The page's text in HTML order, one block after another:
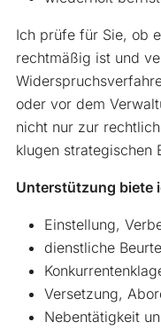
Ich prüfe für Sie, ob
rechtmäßig ist und
oder vor dem
nicht nur zur
klugen strategischen
Unterstützung biete
Einstellung,
dienstliche
Versetzung,
Nebentätigkeit